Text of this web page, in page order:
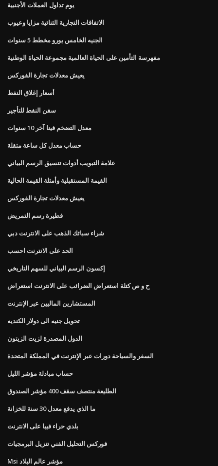
يوم تداول العملات الأجنبية
الاتفاقات التجارية الثنائية مزايا وعيوب
الجنيه الخامس يورو مخطط 5 سنوات
مفهرسة التأمين على الحياة العالمية مجموعة الحياة الوطنية
يعيش معدلات تجارة الفوركس
أسعار إغلاق النفط
سفن النفط للتأجير
معدل التضخم فينا آخر 10 سنوات
حساب معدل كل ساعة مثقلة
علامة التبويب أدوات تنسيق الرسم البياني
القيمة المستقبلية وأمثلة القيمة الحالية
يعيش معدلات تجارة الفوركس
فطيرة رسم التمريض
شراء سبائك الذهب على الانترنت دبي
الحد على الانترنت احسب
إكسون الرسم البياني للسهم التاريخي
ح و ص كتلة استعراض الضرائب على الانترنت استعراض
المستشارين الماليين عبر الإنترنت
تحويل جنيه الى دولار الكنديه
الدول المصدرة لزيت الزيتون
السفر والسياحة دورات عبر الإنترنت في المملكة المتحدة
حساب مبادلة مؤشر الليل
الطليعة منتصف سقف 400 مؤشر الصندوق
ما الذي يدفع معدل 30 سنة للخزانة
بلدي حراء فيبا على الانترنت
فوركس التحليل الفني تنزيل البرمجيات
Msi مؤشر عالم البلاد